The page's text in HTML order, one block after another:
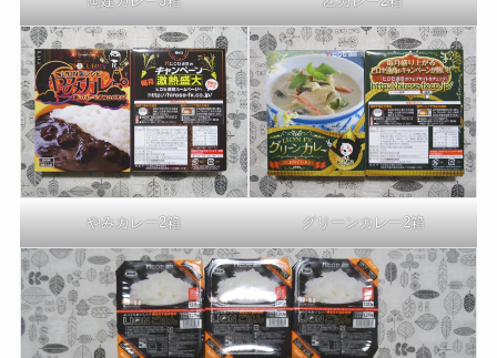
やみカレー2箱 グリーンカレー2箱